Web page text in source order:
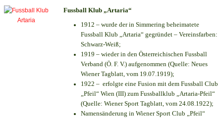
Fussball Klub „Artaria“
1912 – wurde der in Simmering beheimatete
Fussball Klub „Artaria“ gegründet – Vereinsfarben:
Schwarz-Weiß;
1919 – wieder in den Österreichischen Fussball
Verband (Ö. F. V.) aufgenommen (Quelle: Neues
Wiener Tagblatt, vom 19.07.1919);
1922 – erfolgte eine Fusion mit dem Fussball Club
„Pfeil“ Wien (III) zum Fussballklub „Artaria-Pfeil“
(Quelle: Wiener Sport Tagblatt, vom 24.08.1922);
Namensänderung in Wiener Sport Club „Pfeil“